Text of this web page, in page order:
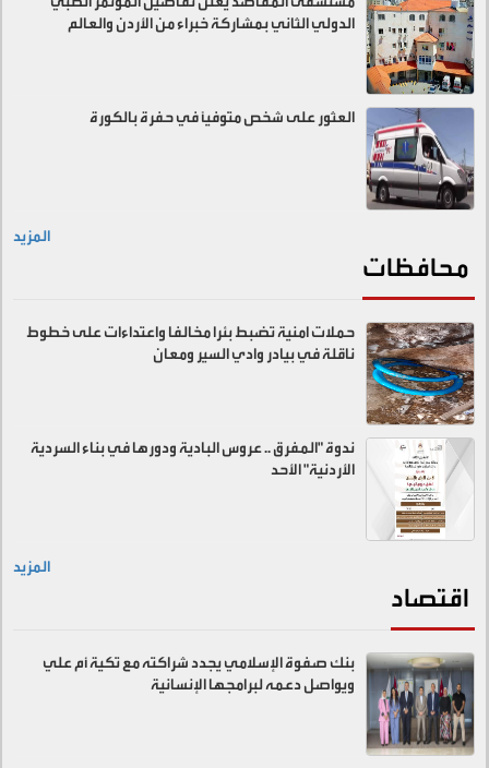
الدولي الثاني بمشاركة خبراء من الأردن والعالم
العثور على شخص متوفيًا في حفرة بالكورة
المزيد
محافظات
حملات امنية تضبط بئرا مخالفا واعتداءات على خطوط
ناقلة في بيادر وادي السير ومعان
ندوة "المفرق .. عروس البادية ودورها في بناء السردية
الأردنية" الأحد
المزيد
اقتصاد
بنك صفوة الإسلامي يجدد شراكته مع تكية أم علي
ويواصل دعمه لبرامجها الإنسانية